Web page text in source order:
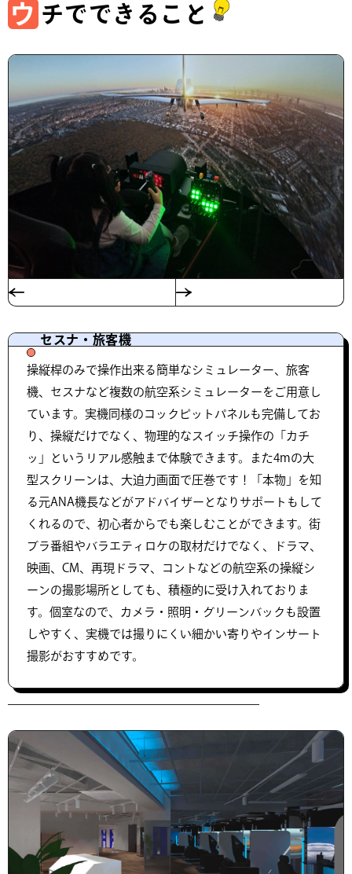
ウ チでできること
セスナ・旅客機
操縦桿のみで操作出来る簡単なシミュレーター、旅客
機、セスナなど複数の航空系シミュレーターをご用意し
ています。実機同様のコックピットパネルも完備してお
り、操縦だけでなく、物理的なスイッチ操作の「カチ
ッ」というリアル感触まで体験できます。また4mの大
型スクリーンは、大迫力画面で圧巻です！「本物」を知
る元ANA機長などがアドバイザーとなりサポートもして
くれるので、初心者からでも楽しむことができます。街
ブラ番組やバラエティロケの取材だけでなく、ドラマ、
映画、CM、再現ドラマ、コントなどの航空系の操縦シ
ーンの撮影場所としても、積極的に受け入れておりま
す。個室なので、カメラ・照明・グリーンバックも設置
しやすく、実機では撮りにくい細かい寄りやインサート
撮影がおすすめです。